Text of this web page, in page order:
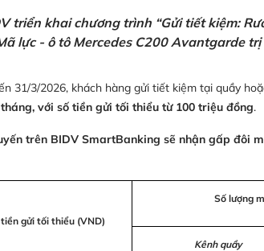
triển khai chương trình “Gửi tiết kiệm:
lực - ô tô Mercedes C200 Avantgarde
31/3/2026, khách hàng gửi tiết kiệm tại quầy
với số tiền gửi tối thiểu từ 100 triệu đồng.
trên BIDV SmartBanking sẽ nhận gấp đôi
gửi tối thiểu (VND)
Số lượng
Kênh quầy